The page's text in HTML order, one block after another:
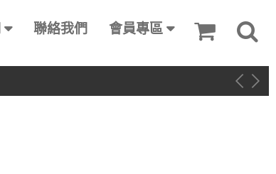
聯絡我們 會員專區